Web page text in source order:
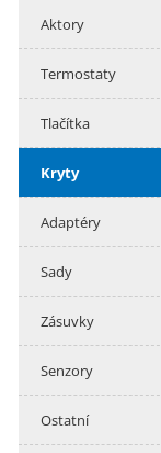
Aktory
Termostaty
Tlačítka
Kryty
Adaptéry
Sady
Zásuvky
Senzory
Ostatní